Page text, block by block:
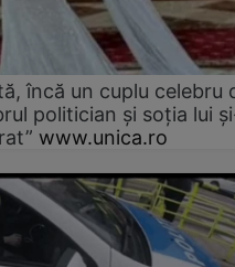
încă un cuplu celebru
politician și soția lui
www.unica.ro